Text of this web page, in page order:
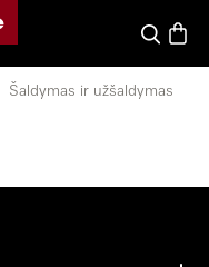
tinklalapis
Paieška
Šaldymas ir užšaldymas